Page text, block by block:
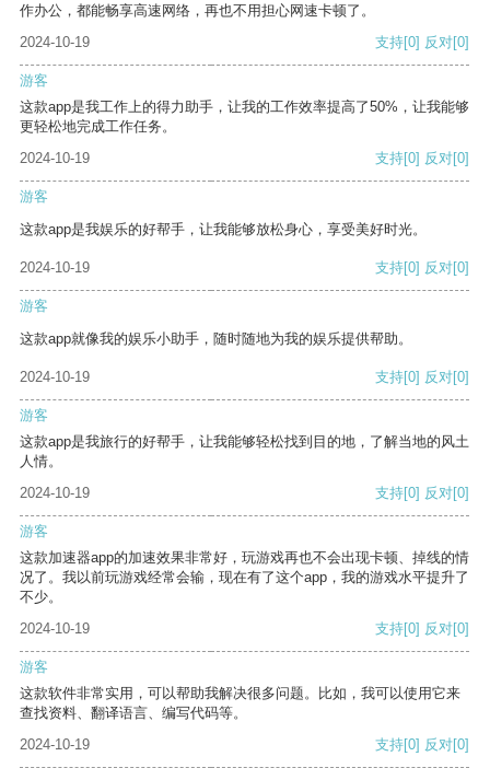
作办公，都能畅享高速网络，再也不用担心网速卡顿了。
2024-10-19
支持[0] 反对[0]
游客
这款app是我工作上的得力助手，让我的工作效率提高了50%，让我能够
更轻松地完成工作任务。
2024-10-19
支持[0] 反对[0]
游客
这款app是我娱乐的好帮手，让我能够放松身心，享受美好时光。
2024-10-19 支持[0] 反对[0]
游客
这款app就像我的娱乐小助手，随时随地为我的娱乐提供帮助。
2024-10-19 支持[0] 反对[0]
游客
这款app是我旅行的好帮手，让我能够轻松找到目的地，了解当地的风土
人情。
2024-10-19
支持[0] 反对[0]
游客
这款加速器app的加速效果非常好，玩游戏再也不会出现卡顿、掉线的情
况了。我以前玩游戏经常会输，现在有了这个app，我的游戏水平提升了
不少。
2024-10-19
支持[0] 反对[0]
游客
这款软件非常实用，可以帮助我解决很多问题。比如，我可以使用它来
查找资料、翻译语言、编写代码等。
2024-10-19
支持[0] 反对[0]